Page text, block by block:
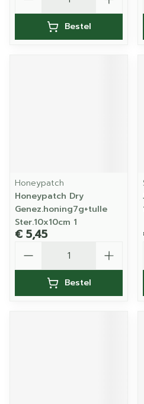
Bestel
Honeypatch
Honeypatch Dry
Genez.honing7g+tulle
Ster.10x10cm 1
€ 5,45
Bestel